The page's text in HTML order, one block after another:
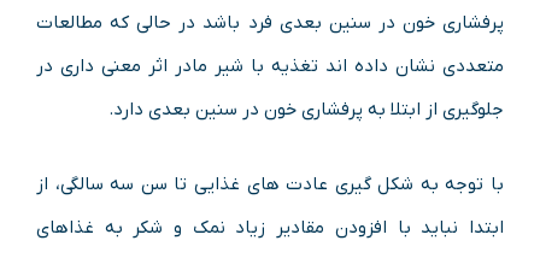
پرفشاری خون در سنین بعدی فرد باشد در حالی که مطالعات
متعددی نشان داده اند تغذیه با شیر مادر اثر معنی داری در
جلوگیری از ابتلا به پرفشاری خون در سنین بعدی دارد.
با توجه به شکل گیری عادت های غذایی تا سن سه سالگی، از
ابتدا نباید با افزودن مقادیر زیاد نمک و شکر به غذاهای